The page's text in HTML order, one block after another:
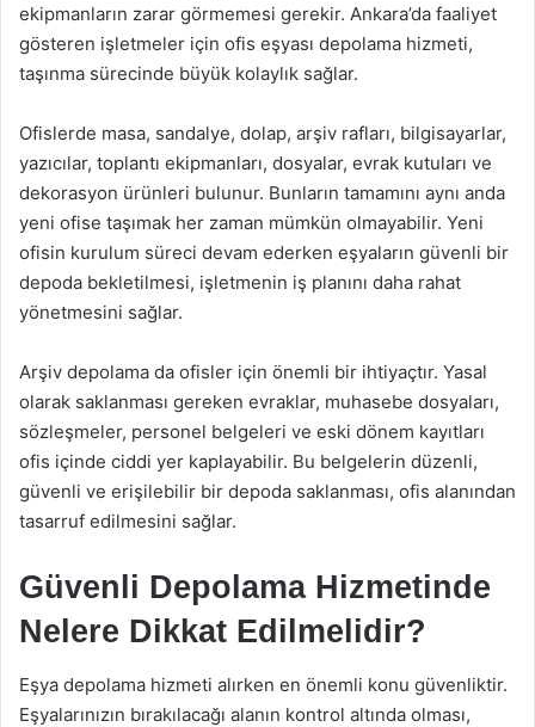
ekipmanların zarar görmemesi gerekir. Ankara’da faaliyet
gösteren işletmeler için ofis eşyası depolama hizmeti,
taşınma sürecinde büyük kolaylık sağlar.
Ofislerde masa, sandalye, dolap, arşiv rafları, bilgisayarlar,
yazıcılar, toplantı ekipmanları, dosyalar, evrak kutuları ve
dekorasyon ürünleri bulunur. Bunların tamamını aynı anda
yeni ofise taşımak her zaman mümkün olmayabilir. Yeni
ofisin kurulum süreci devam ederken eşyaların güvenli bir
depoda bekletilmesi, işletmenin iş planını daha rahat
yönetmesini sağlar.
Arşiv depolama da ofisler için önemli bir ihtiyaçtır. Yasal
olarak saklanması gereken evraklar, muhasebe dosyaları,
sözleşmeler, personel belgeleri ve eski dönem kayıtları
ofis içinde ciddi yer kaplayabilir. Bu belgelerin düzenli,
güvenli ve erişilebilir bir depoda saklanması, ofis alanından
tasarruf edilmesini sağlar.
Güvenli Depolama Hizmetinde
Nelere Dikkat Edilmelidir?
Eşya depolama hizmeti alırken en önemli konu güvenliktir.
Eşyalarınızın bırakılacağı alanın kontrol altında olması,